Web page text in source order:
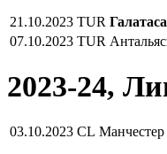
21.10.2023 TUR
07.10.2023 TUR
2023-24,
03.10.2023 CL